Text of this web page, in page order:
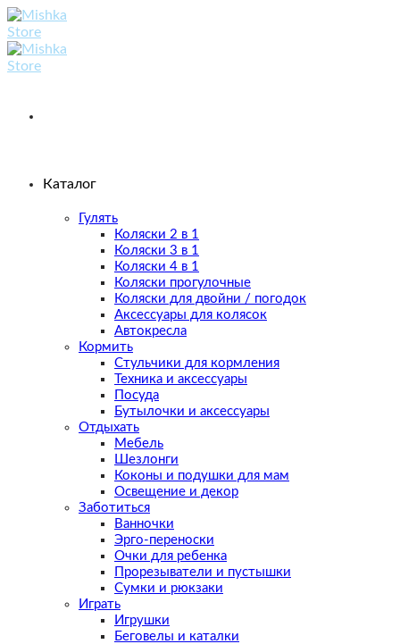
Skip
to
content
Каталог
Гулять
Коляски 2 в 1
Коляски 3 в 1
Коляски 4 в 1
Коляски прогулочные
Коляски для двойни / погодок
Аксессуары для колясок
Автокресла
Кормить
Стульчики для кормления
Техника и аксессуары
Посуда
Бутылочки и аксессуары
Отдыхать
Мебель
Шезлонги
Коконы и подушки для мам
Освещение и декор
Заботиться
Ванночки
Эрго-переноски
Очки для ребенка
Прорезыватели и пустышки
Сумки и рюкзаки
Играть
Игрушки
Беговелы и каталки